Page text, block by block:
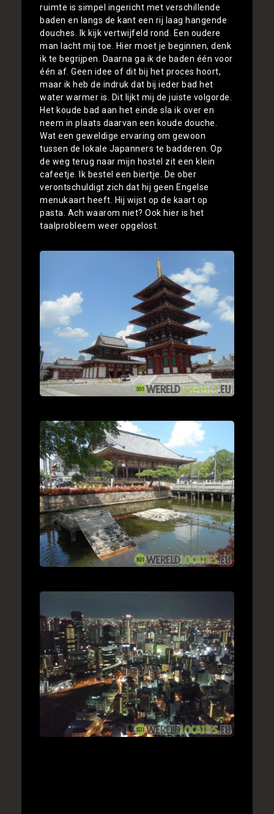
ruimte is simpel ingericht met verschillende
baden en langs de kant een rij laag hangende
douches. Ik kijk vertwijfeld rond. Een oudere
man lacht mij toe. Hier moet je beginnen, denk
ik te begrijpen. Daarna ga ik de baden één voor
één af. Geen idee of dit bij het proces hoort,
maar ik heb de indruk dat bij ieder bad het
water warmer is. Dit lijkt mij de juiste volgorde.
Het koude bad aan het einde sla ik over en
neem in plaats daarvan een koude douche.
Wat een geweldige ervaring om gewoon
tussen de lokale Japanners te badderen. Op
de weg terug naar mijn hostel zit een klein
cafeetje. Ik bestel een biertje. De ober
verontschuldigt zich dat hij geen Engelse
menukaart heeft. Hij wijst op de kaart op
pasta. Ach waarom niet? Ook hier is het
taalprobleem weer opgelost.